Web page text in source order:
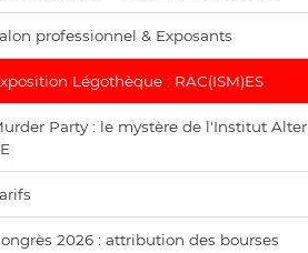
professionnel & Exposants
Légothèque : RAC(ISM)ES
Party : le mystère de l'Institut Alter
2026 : attribution des bourses